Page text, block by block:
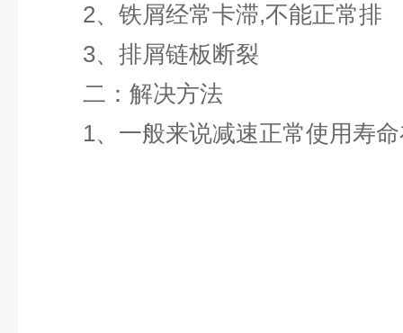
2、铁屑经常卡滞,不能正常排
3、排屑链板断裂
二：解决方法
1、一般来说减速正常使用寿命